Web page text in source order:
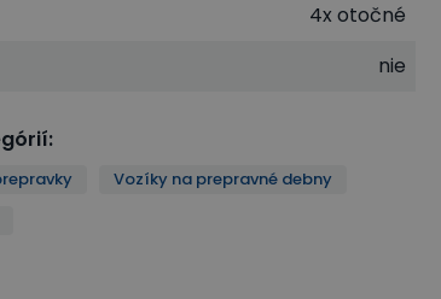
4x otočné
nie
:
Vozíky na prepravné debny